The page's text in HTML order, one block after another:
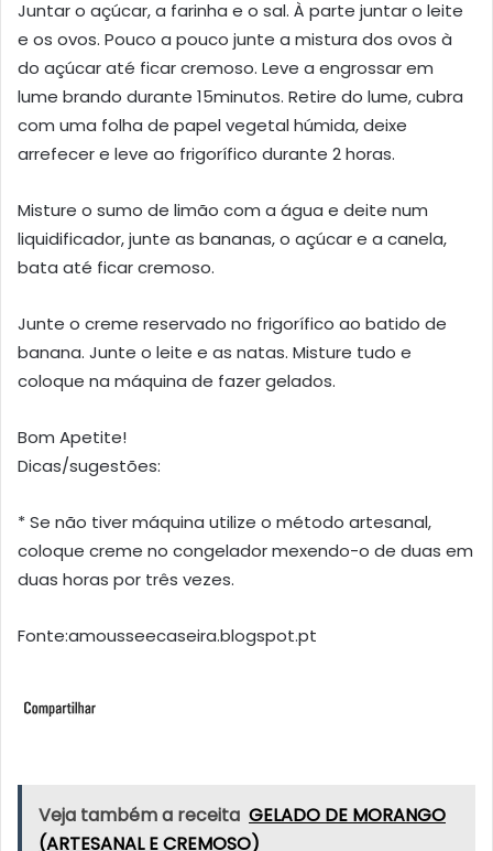
Juntar o açúcar, a farinha e o sal. À parte juntar o leite
e os ovos. Pouco a pouco junte a mistura dos ovos à
do açúcar até ficar cremoso. Leve a engrossar em
lume brando durante 15minutos. Retire do lume, cubra
com uma folha de papel vegetal húmida, deixe
arrefecer e leve ao frigorífico durante 2 horas.
Misture o sumo de limão com a água e deite num
liquidificador, junte as bananas, o açúcar e a canela,
bata até ficar cremoso.
Junte o creme reservado no frigorífico ao batido de
banana. Junte o leite e as natas. Misture tudo e
coloque na máquina de fazer gelados.
Bom Apetite!
Dicas/sugestões:
* Se não tiver máquina utilize o método artesanal,
coloque creme no congelador mexendo-o de duas em
duas horas por três vezes.
Fonte:amousseecaseira.blogspot.pt
Veja também a receita GELADO DE MORANGO
(ARTESANAL E CREMOSO)